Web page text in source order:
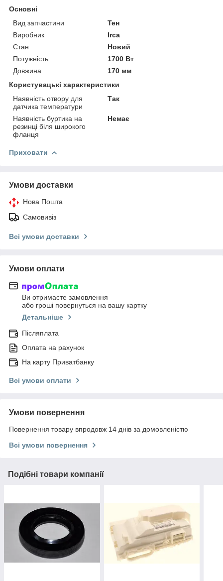
Основні
Вид запчастини
Тен
Виробник
Irca
Стан
Новий
Потужність
1700 Вт
Довжина
170 мм
Користувацькі характеристики
Наявність отвору для
датчика температури
Так
Наявність буртика на
резинці біля широкого
фланця
Немає
Приховати
Умови доставки
Нова Пошта
Самовивіз
Всі умови доставки
Умови оплати
Ви отримаєте замовлення
або гроші повернуться на вашу картку
Детальніше
Післяплата
Оплата на рахунок
На карту Приватбанку
Всі умови оплати
Умови повернення
Повернення товару впродовж 14 днів за домовленістю
Всі умови повернення
Подібні товари компанії